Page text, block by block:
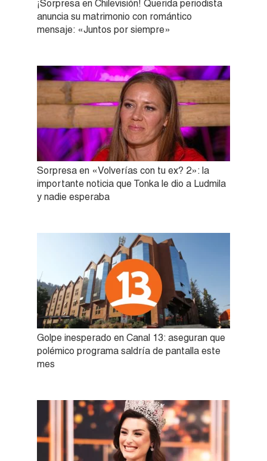
¡Sorpresa en Chilevisión! Querida periodista
anuncia su matrimonio con romántico
mensaje: «Juntos por siempre»
Sorpresa en «Volverías con tu ex? 2»: la
importante noticia que Tonka le dio a Ludmila
y nadie esperaba
Golpe inesperado en Canal 13: aseguran que
polémico programa saldría de pantalla este
mes